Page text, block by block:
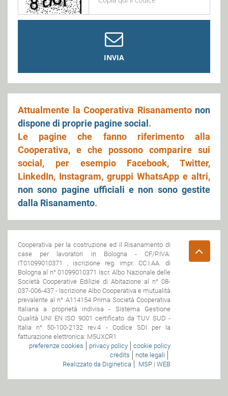
INVIA
Attualmente la Cooperativa Risanamento non
dispone di proprie pagine social.
Le pagine che fanno riferimento alla
Cooperativa, e che possono comparire sui
social, per esempio Facebook, Twitter,
LinkedIn, Instagram, gruppi WhatsApp e altri,
non sono pagine ufficiali e non sono gestite
dalla Risanamento.
Cooperativa per la costruzione ed il Risanamento di
case per lavoratori in Bologna - CF/P.IVA:
IT01099010371 , iscrizione reg. impr. CC.I.AA. di
Bologna al n° 01099010371 Iscr. Albo Nazionale delle
Società Cooperative Edilizie di Abitazione al n° 08-
037-006-437 - Iscrizione Albo Cooperativa e mutualità
prevalente al n° A114154 Prima Società Cooperativa
Italiana a proprietà indivisa - Sistema Gestione
Qualità UNI EN ISO 9001 certificato da TUV SUD -
Italia n° 50-100-2132 rev.4 - Codice SDI per la
fatturazione elettronica: M5UXCR1
cookie policy
privacy policy
preferenze cookies
note legali
credits
Realizzato da Diginetica
MSP | WEB